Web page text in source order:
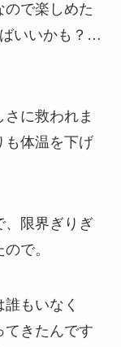
で楽しめた
いいかも？…
に救われま
も体温を下げ
、限界ぎりぎ
で。
もいなく
てきたんです